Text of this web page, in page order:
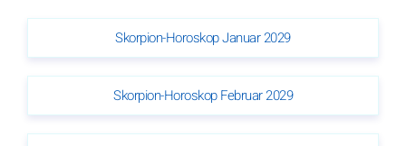
Skorpion-Horoskop Januar 2029
Skorpion-Horoskop Februar 2029